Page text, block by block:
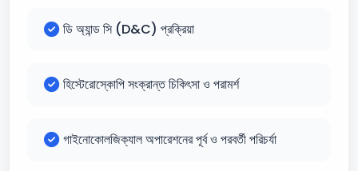
ডি অ্যান্ড সি (D&C) প্রক্রিয়া
হিস্টেরোস্কোপি সংক্রান্ত চিকিৎসা ও পরামর্শ
গাইনোকোলজিক্যাল অপারেশনের পূর্ব ও পরবর্তী পরিচর্যা